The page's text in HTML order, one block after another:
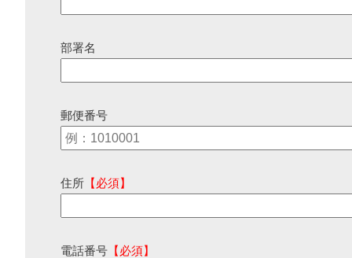
部署名
郵便番号
住所 【必須】
電話番号 【必須】